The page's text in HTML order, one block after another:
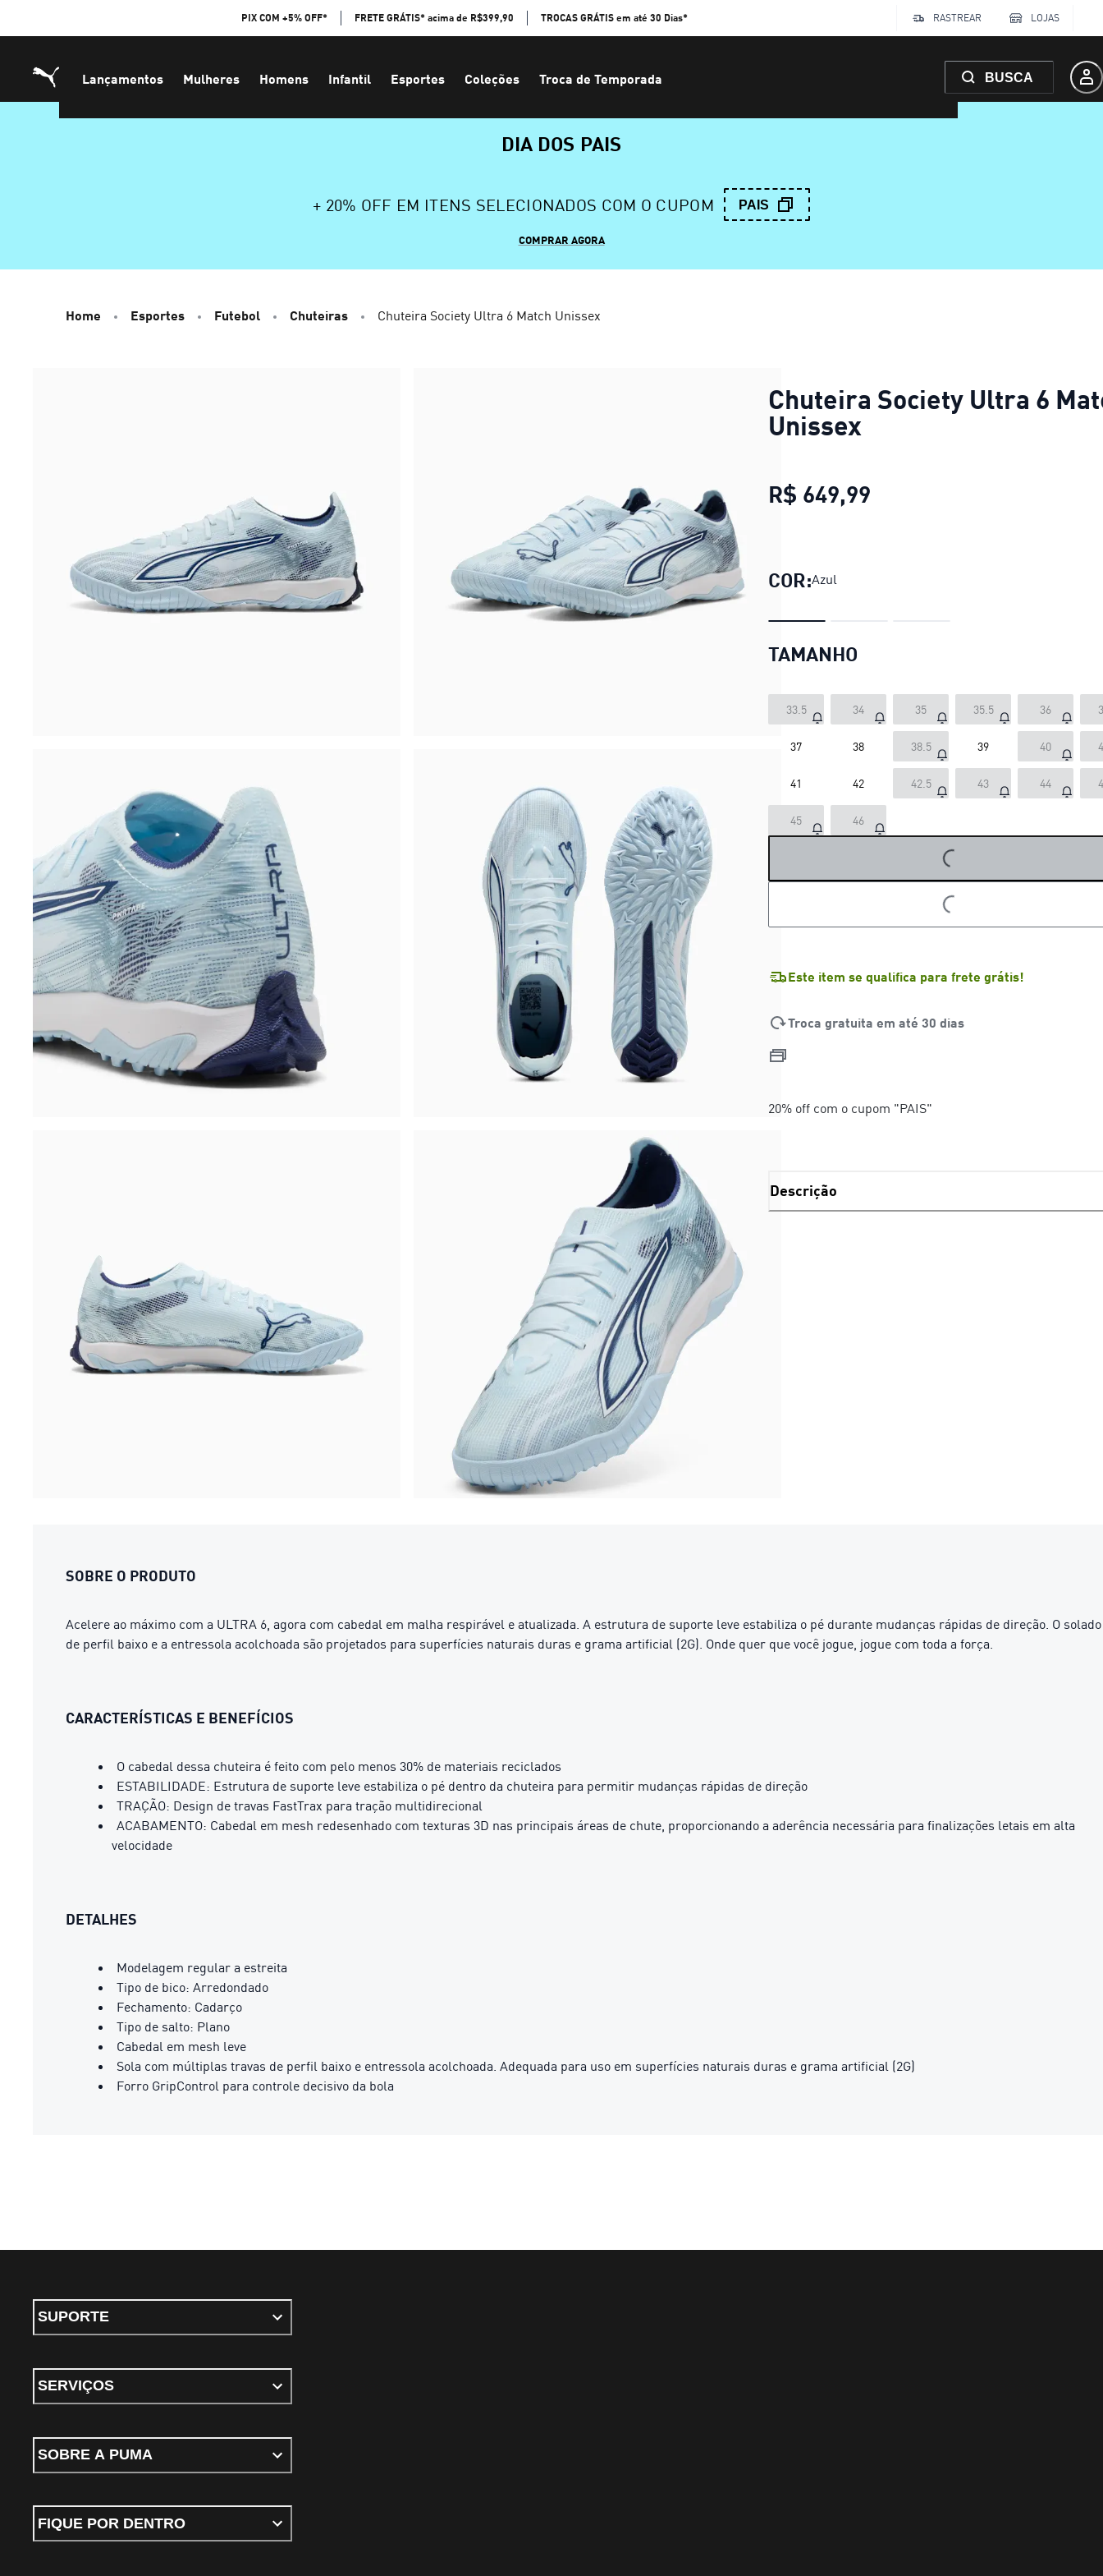
PIX COM +5% OFF* FRETE GRÁTIS* acima de R$399,90 TROCAS GRÁTIS em até 30 Dias* RASTREAR LOJAS
Lançamentos Mulheres Homens Infantil Esportes Coleções Troca de Temporada BUSCA
DIA DOS PAIS
+ 20% OFF EM ITENS SELECIONADOS COM O CUPOM PAIS
COMPRAR AGORA
Home Esportes Futebol Chuteiras Chuteira Society Ultra 6 Match Unissex
Chuteira Society Ultra 6
Unissex
R$ 649,99
COR:Azul
TAMANHO
33.5 34 35 35.5 36
37 38 38.5 39 40
41 42 42.5 43 44
45 46
LOADING...
LOADING...
Este item se qualifica para frete grátis!
Troca gratuita em até 30 dias
20% off com o cupom "PAIS"
Descrição
SOBRE O PRODUTO
Acelere ao máximo com a ULTRA 6, agora com cabedal em malha respirável e atualizada. A estrutura de suporte leve estabiliza o pé durante mudanças rápidas de direção. O solado
de perfil baixo e a entressola acolchoada são projetados para superfícies naturais duras e grama artificial (2G). Onde quer que você jogue, jogue com toda a força.
CARACTERÍSTICAS E BENEFÍCIOS
O cabedal dessa chuteira é feito com pelo menos 30% de materiais reciclados
ESTABILIDADE: Estrutura de suporte leve estabiliza o pé dentro da chuteira para permitir mudanças rápidas de direção
TRAÇÃO: Design de travas FastTrax para tração multidirecional
ACABAMENTO: Cabedal em mesh redesenhado com texturas 3D nas principais áreas de chute, proporcionando a aderência necessária para finalizações letais em alta
velocidade
DETALHES
Modelagem regular a estreita
Tipo de bico: Arredondado
Fechamento: Cadarço
Tipo de salto: Plano
Cabedal em mesh leve
Sola com múltiplas travas de perfil baixo e entressola acolchoada. Adequada para uso em superfícies naturais duras e grama artificial (2G)
Forro GripControl para controle decisivo da bola
SUPORTE
SERVIÇOS
SOBRE A PUMA
FIQUE POR DENTRO